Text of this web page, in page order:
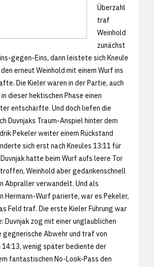
Überzahl
traf
Weinhold
zunächst
gegen-Eins, dann leistete sich Kneule
erneut Weinhold mit einem Wurf ins
Die Kieler waren in der Partie, auch
dieser hektischen Phase einen
entschärfte. Und doch liefen die
Duvnjaks Traum-Anspiel hinter dem
Pekeler weiter einem Rückstand
sich erst nach Kneules 13:11 für
hatte beim Wurf aufs leere Tor
Weinhold aber gedankenschnell
Abpraller verwandelt. Und als
Hermann-Wurf parierte, war es Pekeler,
Feld traf. Die erste Kieler Führung war
Duvnjak zog mit einer unglaublichen
gegnerische Abwehr und traf von
14:13, wenig später bediente der
fantastischen No-Look-Pass den